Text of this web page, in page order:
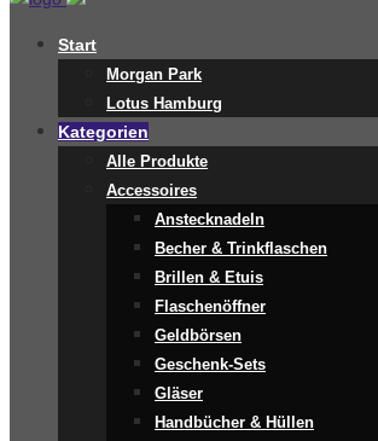
Start
Morgan Park
Lotus Hamburg
Kategorien
Alle Produkte
Accessoires
Anstecknadeln
Becher & Trinkflaschen
Brillen & Etuis
Flaschenöffner
Geldbörsen
Geschenk-Sets
Gläser
Handbücher & Hüllen